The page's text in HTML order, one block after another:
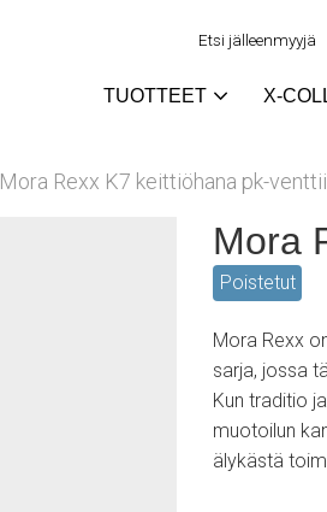
Etsi jälleenmyyjä
TUOTTEET X-
Mora Rexx K7 keittiöhana pk-
Mora
Poistetut
Mora Rexx
sarja, jossa
Kun traditio
muotoilun
älykästä